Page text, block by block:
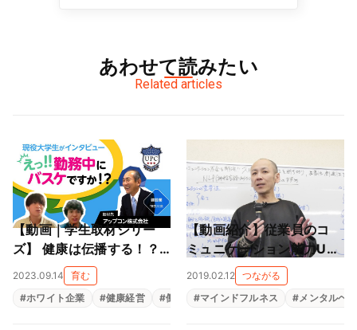
あわせて読みたい
Related articles
【動画｜学生取材シリー
ズ】 健康は伝播する！？
勤務中の独自文化 （Vol.8
アップコン株式会社）
2023.09.14
育む
#ホワイト企業 #健康経営 #働きがい #就活
【動画紹介】従業員のコ
ミュニケーション能力UP
と生産性向上のためのマイ
ンドフルネスセミナー
2019.02.12 つながる
#マインドフルネス # メンタルヘ